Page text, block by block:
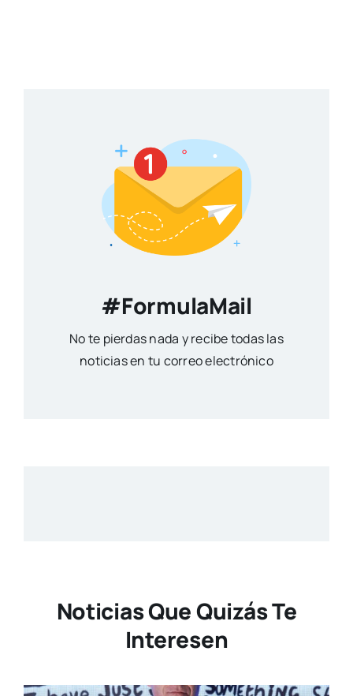
#FormulaMail
No te pierdas nada y recibe todas las
noticias en tu correo electrónico
Noticias Que Quizás Te
Interesen